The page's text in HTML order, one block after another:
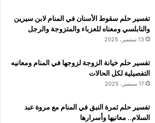
تفسير حلم سقوط الأسنان في المنام لابن سيرين
والنابلسي ومعناه للعزباء والمتزوجة والرجل
13 سبتمبر، 2025
تفسير حلم خيانة الزوجة لزوجها في المنام ومعانيه
التفصيلية لكل الحالات
17 سبتمبر، 2025
تفسير حلم ثمرة النبق في المنام مع مروة عبد
السلام.. معانيها وأسرارها